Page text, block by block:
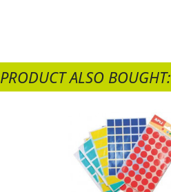
PRODUCT ALSO BOUGHT: